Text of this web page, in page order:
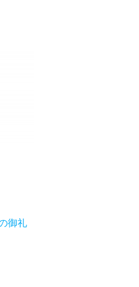
御礼